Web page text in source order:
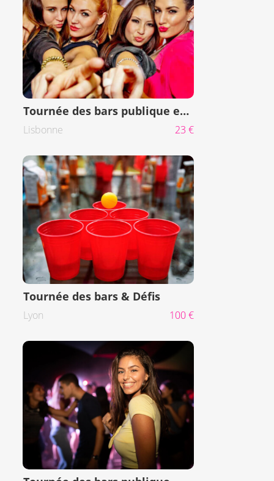
Tournée des bars publique et boite
Lisbonne 23 €
Tournée des bars & Défis
Lyon 100 €